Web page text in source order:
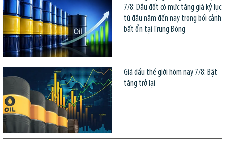
7/8: Dầu đốt có mức tăng giá kỷ lục
từ đầu năm đến nay trong bối cảnh
bất ổn tại Trung Đông
Giá dầu thế giới hôm nay 7/8: Bật
tăng trở lại